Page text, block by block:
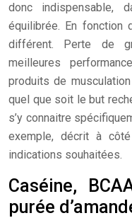
donc indispensable,
équilibrée. En fonction
différent. Perte de
meilleures
produits de
quel que soit le but
s’y connaitre
exemple, décrit à
indications souhaitées.
Caséine,
purée